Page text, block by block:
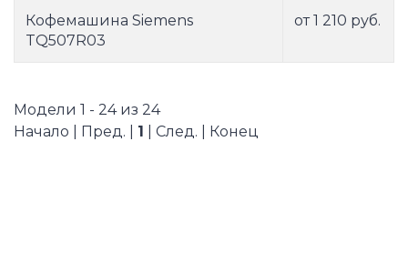
Кофемашина Siemens
TQ507R03
от 1 210 руб.
Модели 1 - 24 из 24
Начало | Пред. | 1 | След. | Конец